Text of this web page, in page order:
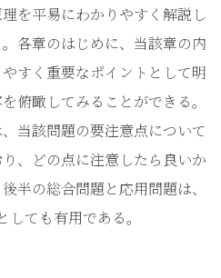
を平易にわかりやすく解説し
各章のはじめに、当該章の内
すく重要なポイントとして明
俯瞰してみることができる。
当該問題の要注意点について
、どの点に注意したら良いか
半の総合問題と応用問題は、
ても有用である。